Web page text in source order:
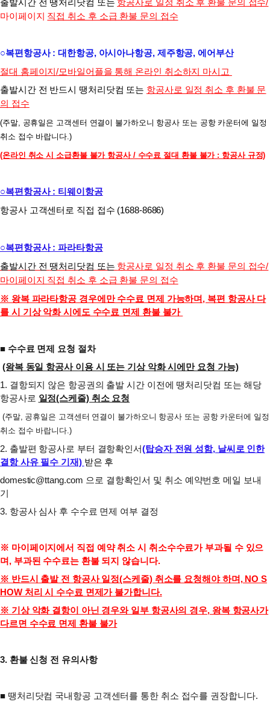
출발시간 전 땡처리닷컴 또는 항공사로 일정 취소 후 환불 문의 접수/
마이페이지 직접 취소 후 소급 환불 문의 접수
○복편항공사 : 대한항공, 아시아나항공, 제주항공,에어부산
절대 홈페이지/모바일어플을 통해 온라인 취소하지 마시고
출발시간 전 반드시
땡처리닷컴 또는 항공사로 일정 취소 후 환불 문
의 접수
(주말, 공휴일은 고객센터 연결이 불가하오니 항공사 또는 공항 카운터에 일정
취소 접수 바랍니다.)
(온라인 취소 시 소급환불 불가 항공사 / 수수료 절대 환불 불가 : 항공사 규정)
○복편항공사 : 티웨이항공
항공사 고객센터로 직접 접수 (1688-8686)
○복편항공사 : 파라타항공
출발시간 전 땡처리닷컴 또는 항공사로 일정 취소 후 환불 문의 접수/
마이페이지 직접 취소 후 소급 환불 문의 접수
※ 왕복 파라타항공 경우에만 수수료 면제 가능하며, 복편 항공사 다
를 시 기상 악화 시에도 수수료 면제 환불 불가
■ 수수료 면제 요청 절차
(왕복 동일 항공사 이용 시 또는 기상 악화 시에만 요청 가능)
1. 결항되지 않은 항공권의 출발 시간 이전에 땡처리닷컴 또는 해당
항공사로 일정(스케줄) 취소 요청
(주말, 공휴일은 고객센터 연결이 불가하오니 항공사 또는 공항 카운터에 일정
취소 접수 바랍니다.)
2. 출발편 항공사로 부터 결항확인서(탑승자 전원 성함, 날씨로 인한
결항 사유 필수 기재) 받은 후
domestic@ttang.com 으로 결항확인서 및 취소 예약번호 메일 보내
기
3. 항공사 심사 후 수수료 면제 여부 결정
※ 마이페이지에서 직접 예약 취소 시 취소수수료가 부과될 수 있으
며, 부과된 수수료는 환불 되지 않습니다.
※ 반드시 출발 전 항공사 일정(스케줄) 취소를 요청해야 하며, NO S
HOW 처리 시 수수료 면제가 불가합니다.
※ 기상 악화 결항이 아닌 경우와 일부 항공사의 경우, 왕복 항공사가
다르면 수수료 면제 환불 불가
3. 환불 신청 전 유의사항
■ 땡처리닷컴 국내항공 고객센터를 통한 취소 접수를 권장합니다.